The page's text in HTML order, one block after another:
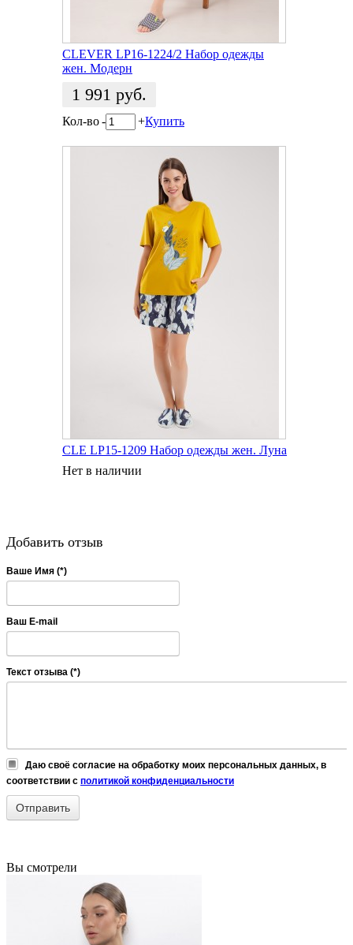
CLEVER LP16-1224/2 Набор одежды
жен. Модерн
1 991 руб.
Кол-во- +Купить
CLE LP15-1209 Набор одежды жен. Луна
Нет в наличии
Добавить отзыв
Ваше Имя (*)
Ваш E-mail
Текст отзыва (*)
Даю своё согласие на обработку моих персональных данных, в
соответствии с политикой конфиденциальности
Вы смотрели